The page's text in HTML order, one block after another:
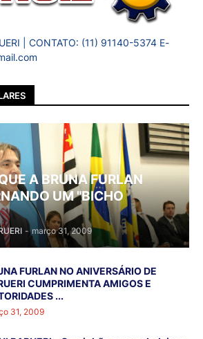
| CONTATO: (11) 91140-5374 E-
A BRUNA FURLAN
UM "BICHO
- março 31, 2009
FURLAN NO ANIVERSÁRIO DE
CUMPRIMENTA AMIGOS E
...
31, 2009